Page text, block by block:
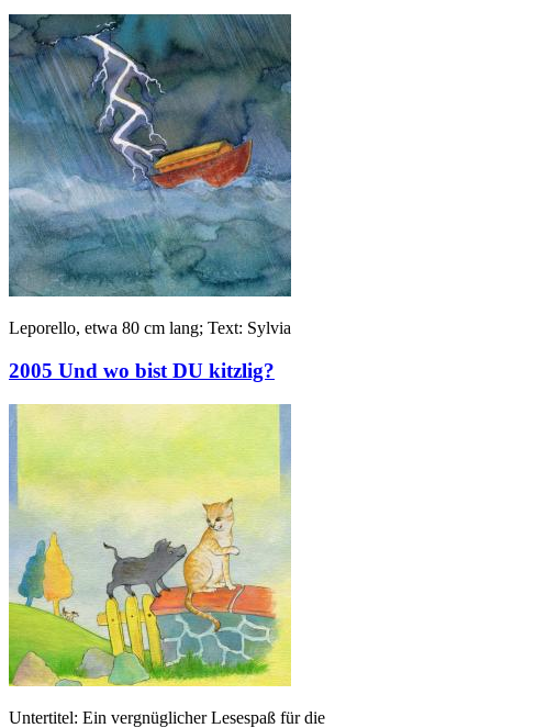
Leporello, etwa 80 cm lang; Text: Sylvia
2005 Und wo bist DU kitzlig?
Untertitel: Ein vergnüglicher Lesespaß für die